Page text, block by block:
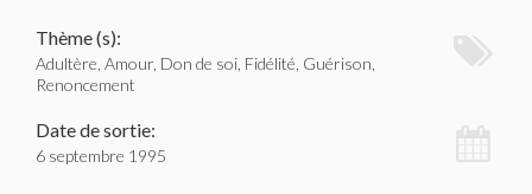
Thème (s):
Adultère, Amour, Don de soi, Fidélité, Guérison,
Renoncement
Date de sortie:
6 septembre 1995